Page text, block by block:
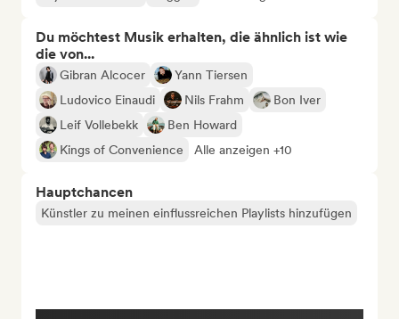
Du möchtest Musik erhalten, die ähnlich ist wie
die von...
Gibran Alcocer
Yann Tiersen
Ludovico Einaudi
Nils Frahm
Bon Iver
Leif Vollebekk
Ben Howard
Kings of Convenience
Alle anzeigen +10
Hauptchancen
Künstler zu meinen einflussreichen Playlists hinzufügen